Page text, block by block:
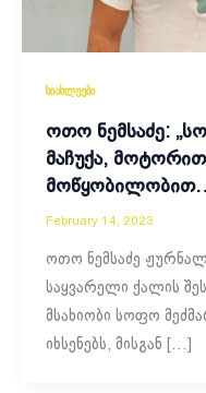
სიახლეები
ოთო ნემსაძე:
მაჩუქა,
February 14, 2023
ოთო ნემსაძე ჟურნალ
საყვარელი ქალის
მსახიობი სოფო
იხსენებს, მისგან […]